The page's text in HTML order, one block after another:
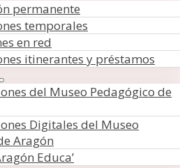
permanente
temporales
en red
itinerantes y préstamos
del Museo Pedagógico de
Digitales del Museo
Aragón
Educa’